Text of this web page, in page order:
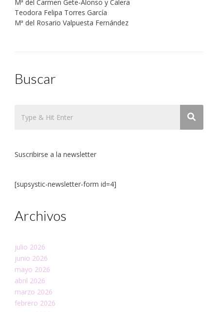
Mª del Carmen Gete-Alonso y Calera
Teodora Felipa Torres García
Mª del Rosario Valpuesta Fernández
Buscar
Suscribirse a la newsletter
[supsystic-newsletter-form id=4]
Archivos
julio 2026
junio 2026
mayo 2026
abril 2026
marzo 2026
febrero 2026